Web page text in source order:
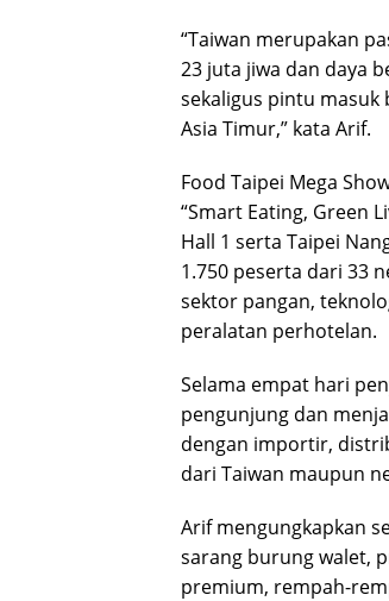
“Taiwan merupakan
23 juta jiwa dan daya
sekaligus pintu masuk
Asia Timur,” kata Arif.
Food Taipei Mega
“Smart Eating, Green
Hall 1 serta Taipei
1.750 peserta dari 33
sektor pangan,
peralatan perhotelan.
Selama empat hari
pengunjung dan
dengan importir,
dari Taiwan maupun
Arif mengungkapkan
sarang burung walet,
premium, rempah-